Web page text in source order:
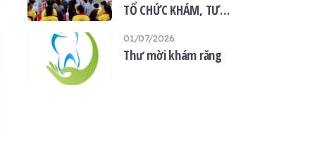
TỔ CHỨC KHÁM, TƯ
MIỆNG MIỄN PHÍ TẠI
01/07/2026
Thư mời khám răng